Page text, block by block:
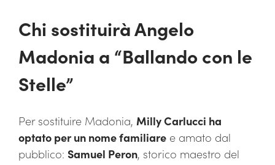
Chi sostituirà Angelo
Madonia a “Ballando con le
Stelle”
Per sostituire Madonia, Milly Carlucci ha
optato per un nome familiare e amato dal
pubblico: Samuel Peron, storico maestro del